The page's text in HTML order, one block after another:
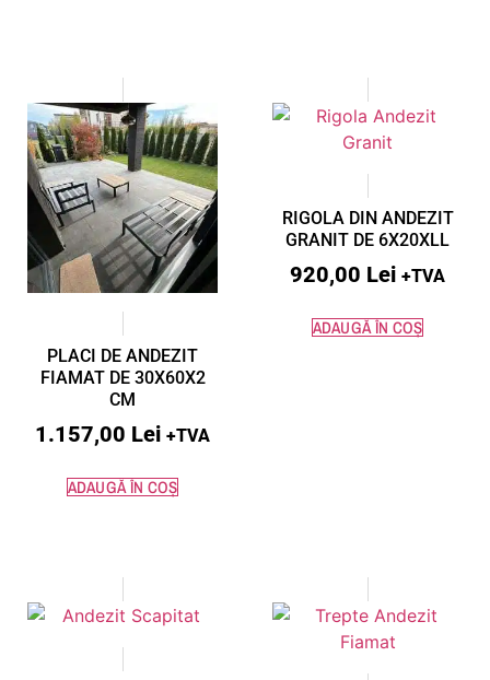
PLACI DE ANDEZIT
FIAMAT DE 30X60X2
CM
1.157,00 Lei +TVA
ADAUGĂ ÎN COȘ
RIGOLA DIN ANDEZIT
GRANIT DE 6X20XLL
920,00 Lei +TVA
ADAUGĂ ÎN COȘ